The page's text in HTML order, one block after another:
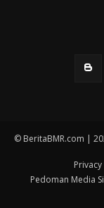
© BeritaBMR.com |
Pedoman Media